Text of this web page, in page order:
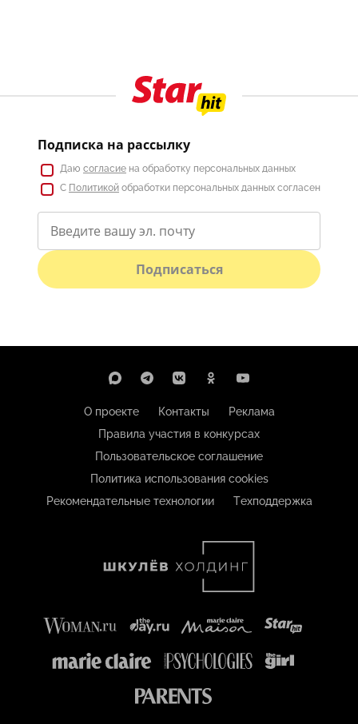
Подписка на рассылку
Даю согласие на обработку персональных данных
С Политикой обработки персональных данных согласен
Подписаться
О проекте Контакты
Реклама
Правила участия в конкурсах
Пользовательское соглашение
Политика использования cookies
Рекомендательные технологии
Техподдержка